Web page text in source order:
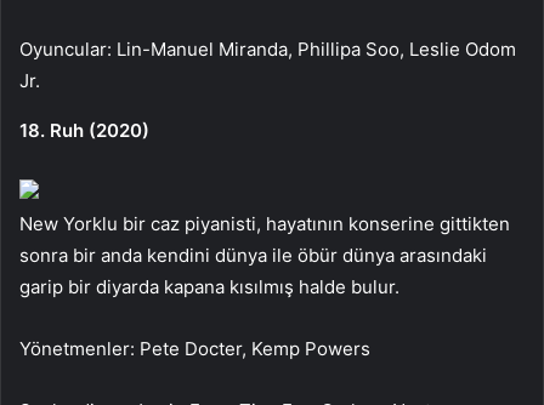
Oyuncular: Lin-Manuel Miranda, Phillipa Soo, Leslie Odom
Jr.
18. Ruh (2020)
New Yorklu bir caz piyanisti, hayatının konserine gittikten
sonra bir anda kendini dünya ile öbür dünya arasındaki
garip bir diyarda kapana kısılmış halde bulur.
Yönetmenler: Pete Docter, Kemp Powers